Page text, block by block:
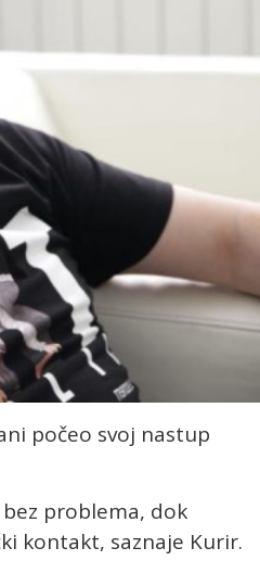
počeo svoj nastup
problema, dok
kontakt, saznaje Kurir.